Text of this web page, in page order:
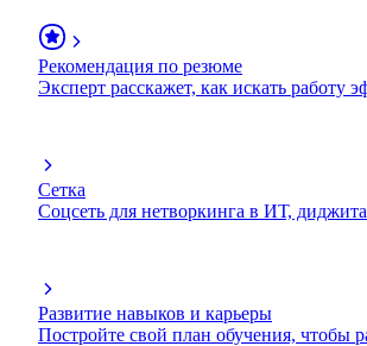
Рекомендация по резюме
Эксперт расскажет, как искать работу
Сетка
Соцсеть для нетворкинга в ИТ,
Развитие навыков и карьеры
Постройте свой план обучения, чтобы